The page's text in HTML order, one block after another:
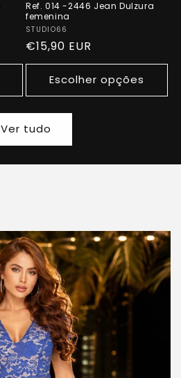
Ref. 014 -2446 Jean Dulzura
femenina
Fornecedor:
STUDIO66
Preço
normal
€15,90 EUR
Escolher opções
Ver tudo